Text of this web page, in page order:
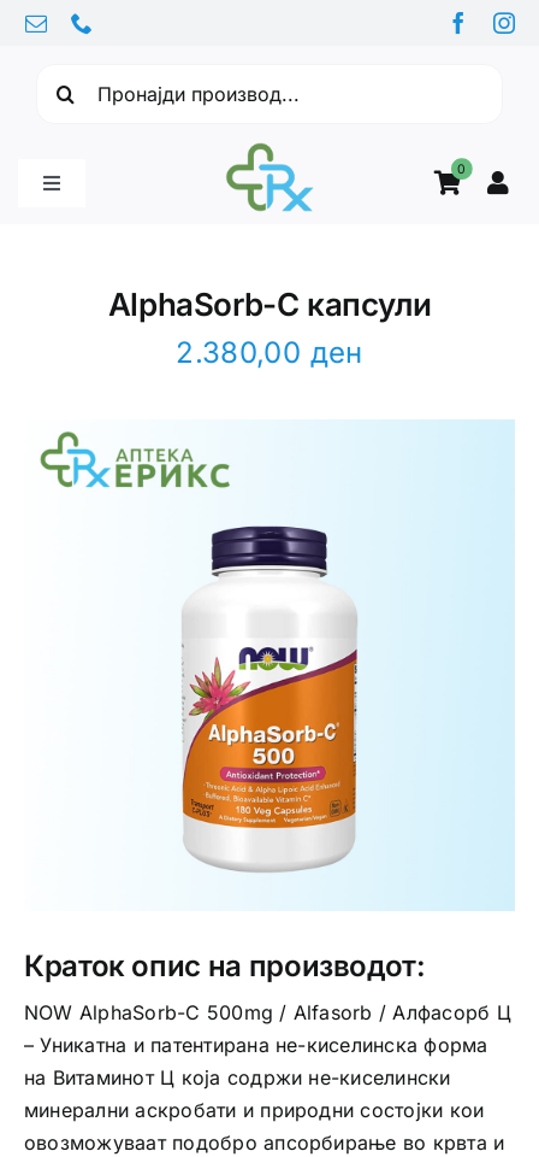
Skip
content
0
Toggle
Медицински апрати
AlphaSorb-C капсули
2.380,00 ден
Краток опис на производот:
NOW AlphaSorb-C 500mg / Alfasorb / Алфасорб Ц
– Уникатна и патентирана не-киселинска форма
на Витаминот Ц која содржи не-киселински
минерални аскробати и природни состојки кои
овозможуваат подобро апсорбирање во крвта и